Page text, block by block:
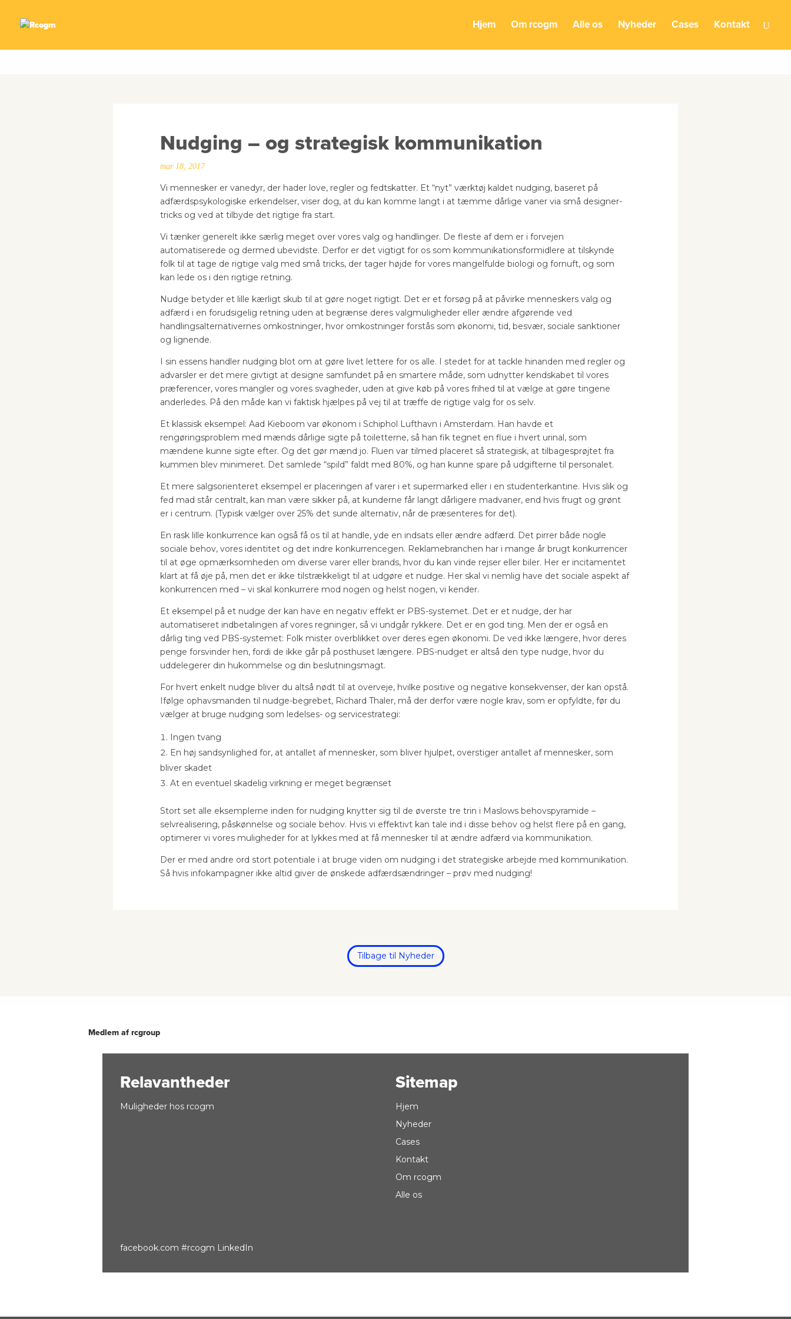
Warning /var/www/sarahmoulvad.dk/rcogm/wp-content/themes/Divi/functions.php on line 5841
Hjem Om rcogm Alle os Nyheder Cases Kontakt
Nudging – og strategisk kommunikation
mar 18, 2017
Vi mennesker er vanedyr, der hader love, regler og fedtskatter. Et “nyt” værktøj kaldet nudging, baseret på
adfærdspsykologiske erkendelser, viser dog, at du kan komme langt i at tæmme dårlige vaner via små designer-
tricks og ved at tilbyde det rigtige fra start.
Vi tænker generelt ikke særlig meget over vores valg og handlinger. De fleste af dem er i forvejen
automatiserede og dermed ubevidste. Derfor er det vigtigt for os som kommunikationsformidlere at tilskynde
folk til at tage de rigtige valg med små tricks, der tager højde for vores mangelfulde biologi og fornuft, og som
kan lede os i den rigtige retning.
Nudge betyder et lille kærligt skub til at gøre noget rigtigt. Det er et forsøg på at påvirke menneskers valg og
adfærd i en forudsigelig retning uden at begrænse deres valgmuligheder eller ændre afgørende ved
handlingsalternativernes omkostninger, hvor omkostninger forstås som økonomi, tid, besvær, sociale sanktioner
og lignende.
I sin essens handler nudging blot om at gøre livet lettere for os alle. I stedet for at tackle hinanden med regler og
advarsler er det mere givtigt at designe samfundet på en smartere måde, som udnytter kendskabet til vores
præferencer, vores mangler og vores svagheder, uden at give køb på vores frihed til at vælge at gøre tingene
anderledes. På den måde kan vi faktisk hjælpes på vej til at træffe de rigtige valg for os selv.
Et klassisk eksempel: Aad Kieboom var økonom i Schiphol Lufthavn i Amsterdam. Han havde et
rengøringsproblem med mænds dårlige sigte på toiletterne, så han fik tegnet en flue i hvert urinal, som
mændene kunne sigte efter. Og det gør mænd jo. Fluen var tilmed placeret så strategisk, at tilbagesprøjtet fra
kummen blev minimeret. Det samlede “spild” faldt med 80%, og han kunne spare på udgifterne til personalet.
Et mere salgsorienteret eksempel er placeringen af varer i et supermarked eller i en studenterkantine. Hvis slik og
fed mad står centralt, kan man være sikker på, at kunderne får langt dårligere madvaner, end hvis frugt og grønt
er i centrum. (Typisk vælger over 25% det sunde alternativ, når de præsenteres for det).
En rask lille konkurrence kan også få os til at handle, yde en indsats eller ændre adfærd. Det pirrer både nogle
sociale behov, vores identitet og det indre konkurrencegen. Reklamebranchen har i mange år brugt konkurrencer
til at øge opmærksomheden om diverse varer eller brands, hvor du kan vinde rejser eller biler. Her er incitamentet
klart at få øje på, men det er ikke tilstrækkeligt til at udgøre et nudge. Her skal vi nemlig have det sociale aspekt af
konkurrencen med – vi skal konkurrere mod nogen og helst nogen, vi kender.
Et eksempel på et nudge der kan have en negativ effekt er PBS-systemet. Det er et nudge, der har
automatiseret indbetalingen af vores regninger, så vi undgår rykkere. Det er en god ting. Men der er også en
dårlig ting ved PBS-systemet: Folk mister overblikket over deres egen økonomi. De ved ikke længere, hvor deres
penge forsvinder hen, fordi de ikke går på posthuset længere. PBS-nudget er altså den type nudge, hvor du
uddelegerer din hukommelse og din beslutningsmagt.
For hvert enkelt nudge bliver du altså nødt til at overveje, hvilke positive og negative konsekvenser, der kan opstå.
Ifølge ophavsmanden til nudge-begrebet, Richard Thaler, må der derfor være nogle krav, som er opfyldte, før du
vælger at bruge nudging som ledelses- og servicestrategi:
Ingen tvang
En høj sandsynlighed for, at antallet af mennesker, som bliver hjulpet, overstiger antallet af mennesker, som
bliver skadet
At en eventuel skadelig virkning er meget begrænset
Stort set alle eksemplerne inden for nudging knytter sig til de øverste tre trin i Maslows behovspyramide –
selvrealisering, påskønnelse og sociale behov. Hvis vi effektivt kan tale ind i disse behov og helst flere på en gang,
optimerer vi vores muligheder for at lykkes med at få mennesker til at ændre adfærd via kommunikation.
Der er med andre ord stort potentiale i at bruge viden om nudging i det strategiske arbejde med kommunikation.
Så hvis infokampagner ikke altid giver de ønskede adfærdsændringer – prøv med nudging!
Tilbage til Nyheder
Medlem af rcgroup
Relavantheder
Muligheder hos rcogm
Sitemap
Hjem
Nyheder
Cases
Kontakt
Om rcogm
Alle os
facebook.com #rcogm LinkedIn